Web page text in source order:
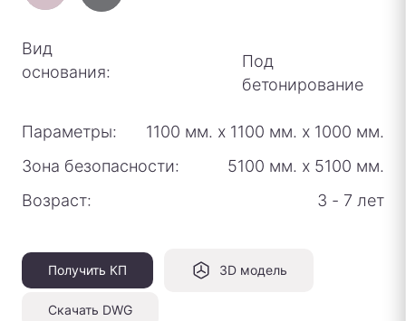
Вид
основания:
Под
бетонирование
Параметры: 1100 мм. х 1100 мм. х 1000 мм.
Зона безопасности:
5100 мм. х 5100 мм.
Возраст:
3 - 7 лет
Получить КП 3D модель
Скачать DWG